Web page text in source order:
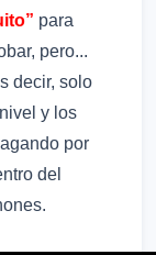
para
pero...
decir, solo
y los
por
del